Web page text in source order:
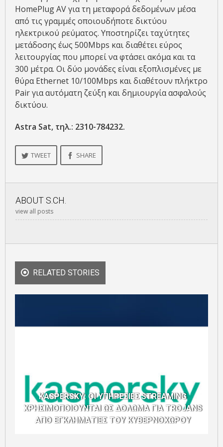
HomePlug AV για τη μεταφορά δεδομένων μέσα
από τις γραμμές οποιουδήποτε δικτύου
ηλεκτρικού ρεύματος. Υποστηρίζει ταχύτητες
μετάδοσης έως 500Mbps και διαθέτει εύρος
λειτουργίας που μπορεί να φτάσει ακόμα και τα
300 μέτρα. Οι δύο μονάδες είναι εξοπλισμένες με
θύρα Ethernet 10/100Mbps και διαθέτουν πλήκτρο
Pair για αυτόματη ζεύξη και δημιουργία ασφαλούς
δικτύου.
Astra Sat, τηλ.: 2310-784232.
TWEET SHARE
ABOUT S.CH.
view all posts
RELATED STORIES
KASPERSKY: ΟΙ ΥΠΗΡΕΣΙΕΣ STREAMING
ΧΡΗΣΙΜΟΠΟΙΟΥΝΤΑΙ ΩΣ ΔΟΛΩΜΑ ΓΙΑ TROJANS
ΑΠΟ ΕΓΚΛΗΜΑΤΙΕΣ ΤΟΥ ΚΥΒΕΡΝΟΧΩΡΟΥ